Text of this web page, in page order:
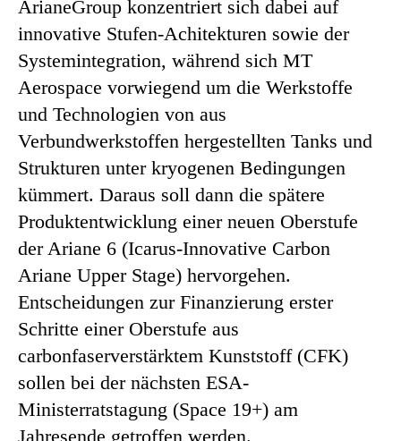
ArianeGroup konzentriert sich dabei auf
innovative Stufen-Achitekturen sowie der
Systemintegration, während sich MT
Aerospace vorwiegend um die Werkstoffe
und Technologien von aus
Verbundwerkstoffen hergestellten Tanks und
Strukturen unter kryogenen Bedingungen
kümmert. Daraus soll dann die spätere
Produktentwicklung einer neuen Oberstufe
der Ariane 6 (Icarus-Innovative Carbon
Ariane Upper Stage) hervorgehen.
Entscheidungen zur Finanzierung erster
Schritte einer Oberstufe aus
carbonfaserverstärktem Kunststoff (CFK)
sollen bei der nächsten ESA-
Ministerratstagung (Space 19+) am
Jahresende getroffen werden.